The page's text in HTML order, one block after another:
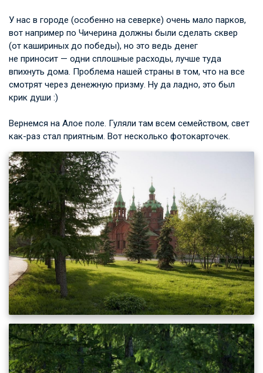
У нас в городе (особенно на северке) очень мало парков,
вот например по Чичерина должны были сделать сквер
(от кашириных до победы), но это ведь денег
не приносит — одни сплошные расходы, лучше туда
впихнуть дома. Проблема нашей страны в том, что на все
смотрят через денежную призму. Ну да ладно, это был
крик души :)
Вернемся на Алое поле. Гуляли там всем семейством, свет
как-раз стал приятным. Вот несколько фотокарточек.